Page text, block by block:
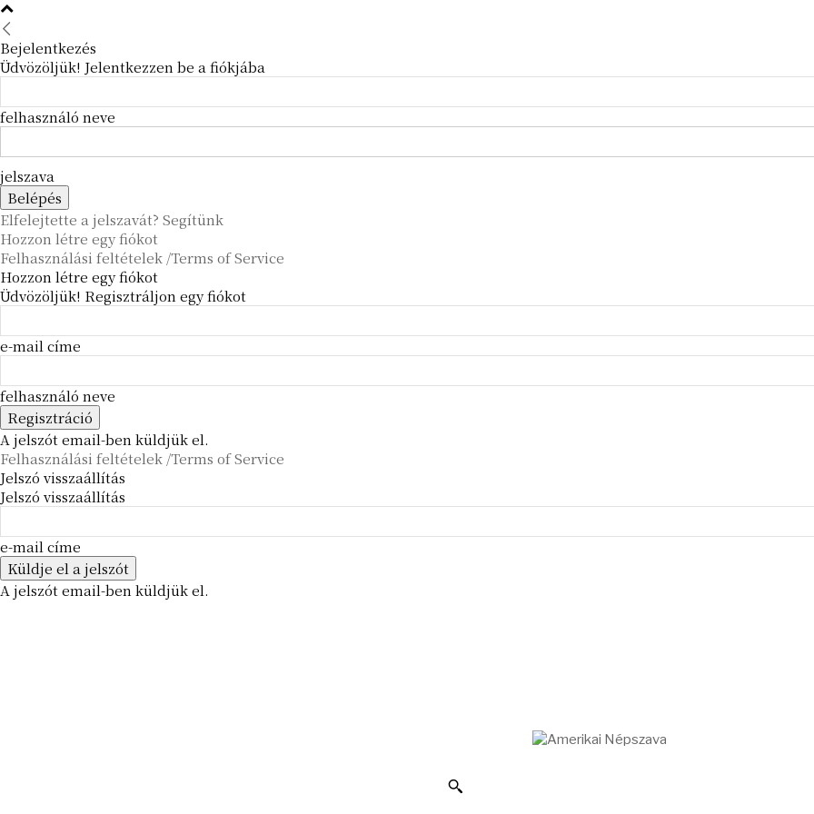
Bejelentkezés
Üdvözöljük! Jelentkezzen be a fiókjába
felhasználó neve
jelszava
Elfelejtette a jelszavát? Segítünk
Hozzon létre egy fiókot
Felhasználási feltételek /Terms of Service
Hozzon létre egy fiókot
Üdvözöljük! Regisztráljon egy fiókot
e-mail címe
felhasználó neve
A jelszót email-ben küldjük el.
Felhasználási feltételek /Terms of Service
Jelszó visszaállítás
Jelszó visszaállítás
e-mail címe
A jelszót email-ben küldjük el.